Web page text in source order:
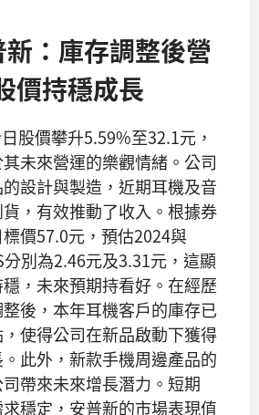
：庫存調整後營
價持穩成長
股價攀升5.59%至32.1元，
未來營運的樂觀情緒。公司
設計與製造，近期耳機及音
，有效推動了收入。根據券
價57.0元，預估2024與
別為2.46元及3.31元，這顯
，未來預期持看好。在經歷
後，本年耳機客戶的庫存已
使得公司在新品啟動下獲得
此外，新款手機周邊產品的
帶來未來增長潛力。短期
穩定，安普新的市場表現值